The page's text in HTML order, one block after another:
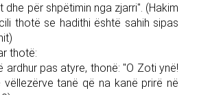
dhe për shpëtimin nga zjarri". (Hakim
thotë se hadithi është sahih sipas
thotë:
ardhur pas atyre, thonë: "O Zoti ynë!
tanë që na kanë prirë në